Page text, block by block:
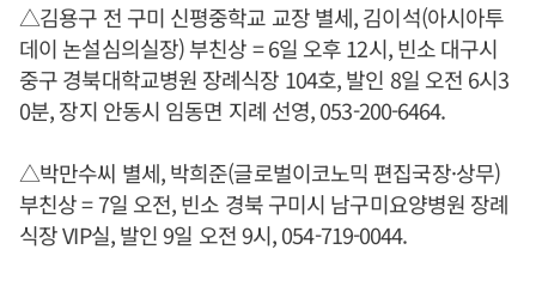
△김용구 전 구미 신평중학교 교장 별세, 김이석(아시아투
데이 논설심의실장) 부친상 = 6일 오후 12시, 빈소 대구시
중구 경북대학교병원 장례식장 104호, 발인 8일 오전 6시3
0분, 장지 안동시 임동면 지례 선영, 053-200-6464.
△박만수씨 별세, 박희준(글로벌이코노믹 편집국장·상무)
부친상 = 7일 오전, 빈소 경북 구미시 남구미요양병원 장례
식장 VIP실, 발인 9일 오전 9시, 054-719-0044.